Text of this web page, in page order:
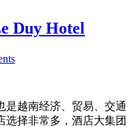
Duy Hotel
是越南经济、贸易、交通
选择非常多，酒店大集团